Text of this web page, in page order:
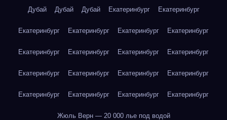
Дубай Дубай Дубай Екатеринбург Екатеринбург
Екатеринбург Екатеринбург Екатеринбург Екатеринбург
Екатеринбург Екатеринбург Екатеринбург Екатеринбург
Екатеринбург Екатеринбург Екатеринбург Екатеринбург
Екатеринбург Екатеринбург Екатеринбург Екатеринбург
Жюль Верн — 20 000 лье под водой